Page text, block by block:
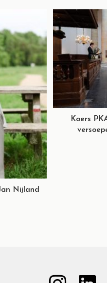
Nijland
Koers